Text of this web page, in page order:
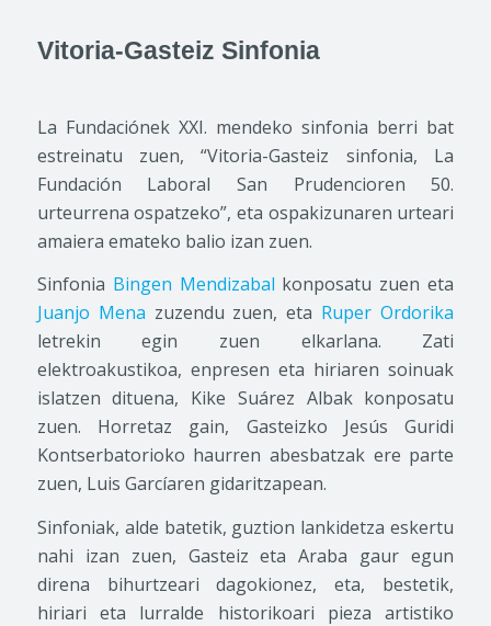
Vitoria-Gasteiz Sinfonia
La Fundaciónek XXI. mendeko sinfonia berri bat
estreinatu zuen, “Vitoria-Gasteiz sinfonia, La
Fundación Laboral San Prudencioren 50.
urteurrena ospatzeko”, eta ospakizunaren urteari
amaiera emateko balio izan zuen.
Sinfonia Bingen Mendizabal konposatu zuen eta
Juanjo Mena zuzendu zuen, eta Ruper Ordorika
letrekin egin zuen elkarlana. Zati
elektroakustikoa, enpresen eta hiriaren soinuak
islatzen dituena, Kike Suárez Albak konposatu
zuen. Horretaz gain, Gasteizko Jesús Guridi
Kontserbatorioko haurren abesbatzak ere parte
zuen, Luis Garcíaren gidaritzapean.
Sinfoniak, alde batetik, guztion lankidetza eskertu
nahi izan zuen, Gasteiz eta Araba gaur egun
direna bihurtzeari dagokionez, eta, bestetik,
hiriari eta lurralde historikoari pieza artistiko